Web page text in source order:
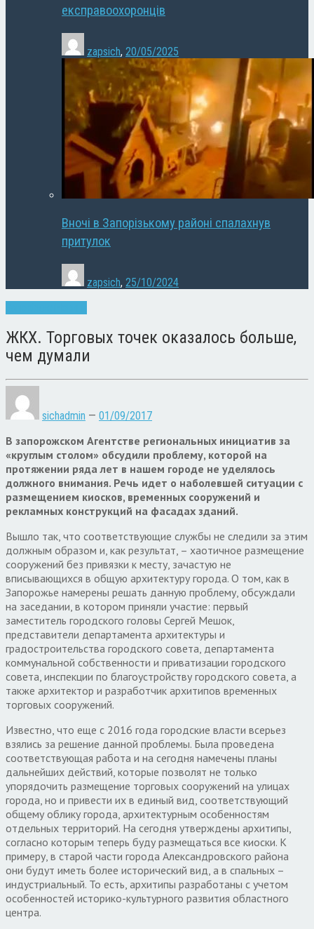
експравоохоронців
zapsich, 20/05/2025
Вночі в Запорізькому районі спалахнув
притулок
zapsich, 25/10/2024
ЖКХ. Торговых точек оказалось больше,
чем думали
sichadmin — 01/09/2017
В запорожском Агентстве региональных инициатив за
«круглым столом» обсудили проблему, которой на
протяжении ряда лет в нашем городе не уделялось
должного внимания. Речь идет о наболевшей ситуации с
размещением киосков, временных сооружений и
рекламных конструкций на фасадах зданий.
Вышло так, что соответствующие службы не следили за этим
должным образом и, как результат, – хаотичное размещение
сооружений без привязки к месту, зачастую не
вписывающихся в общую архитектуру города. О том, как в
Запорожье намерены решать данную проблему, обсуждали
на заседании, в котором приняли участие: первый
заместитель городского головы Сергей Мешок,
представители департамента архитектуры и
градостроительства городского совета, департамента
коммунальной собственности и приватизации городского
совета, инспекции по благоустройству городского совета, а
также архитектор и разработчик архитипов временных
торговых сооружений.
Известно, что еще с 2016 года городские власти всерьез
взялись за решение данной проблемы. Была проведена
соответствующая работа и на сегодня намечены планы
дальнейших действий, которые позволят не только
упорядочить размещение торговых сооружений на улицах
города, но и привести их в единый вид, соответствующий
общему облику города, архитектурным особенностям
отдельных территорий. На сегодня утверждены архитипы,
согласно которым теперь буду размещаться все киоски. К
примеру, в старой части города Александровского района
они будут иметь более исторический вид, а в спальных –
индустриальный. То есть, архитипы разработаны с учетом
особенностей историко-культурного развития областного
центра.